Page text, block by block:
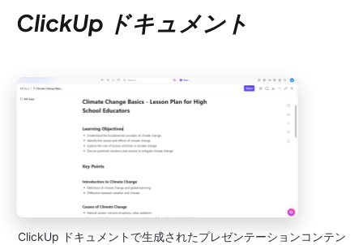
ClickUp ドキュメント
ClickUp ドキュメントで生成されたプレゼンテーションコンテン